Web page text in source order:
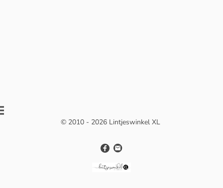
© 2010 - 2026 Lintjeswinkel XL